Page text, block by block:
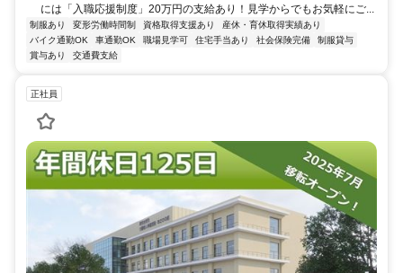
には「入職応援制度」20万円の支給あり！見学からでもお気軽にご...
制服あり 変形労働時間制 資格取得支援あり
産休・育休取得実績あり
バイク通勤OK
車通勤OK 職場見学可 住宅手当あり 社会保険完備
制服貸与
賞与あり
交通費支給
正社員